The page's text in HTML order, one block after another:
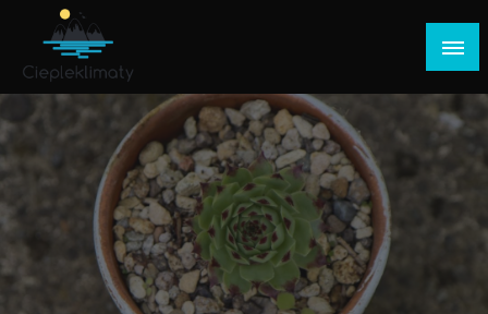
treści
Ciepleklimaty
Najlepsza witryna do udostępniania podróży